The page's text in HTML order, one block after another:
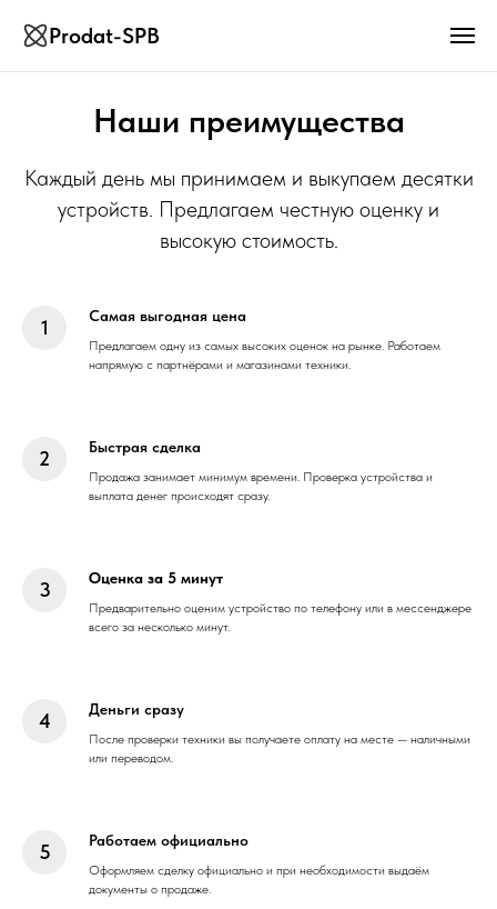
Prodat-SPB
Наши преимущества
Каждый день мы принимаем и выкупаем десятки
устройств. Предлагаем честную оценку и
высокую стоимость.
Самая выгодная цена
Предлагаем одну из самых высоких оценок на рынке. Работаем
напрямую с партнёрами и магазинами техники.
Быстрая сделка
Продажа занимает минимум времени. Проверка устройства и
выплата денег происходят сразу.
Оценка за 5 минут
Предварительно оценим устройство по телефону или в мессенджере
всего за несколько минут.
Деньги сразу
После проверки техники вы получаете оплату на месте — наличными
или переводом.
Работаем официально
Оформляем сделку официально и при необходимости выдаём
документы о продаже.